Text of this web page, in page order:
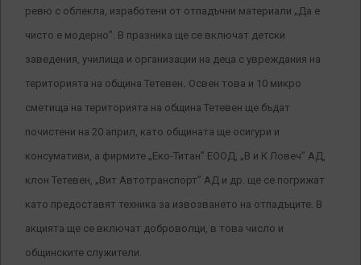
ревю с облекла, изработени от отпадъчни материали „Да е
чисто е модерно”. В празника ще се включат детски
заведения, училища и организации на деца с увреждания на
територията на община Тетевен. Освен това и 10 микро
сметища на територията на община Тетевен ще бъдат
почистени на 20 април, като общината ще осигури и
консумативи, а фирмите „Еко-Титан” ЕООД, „В и К Ловеч” АД,
клон Тетевен, „Вит Автотранспорт” АД и др. ще се погрижат
като предоставят техника за извозването на отпадъците. В
акцията ще се включат доброволци, в това число и
общинските служители.